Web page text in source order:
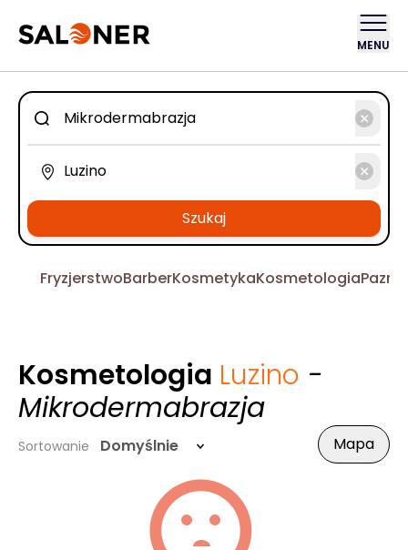
MENU
Szukaj
FryzjerstwoBarberKosmetykaKosmetologia
Kosmetologia Luzino -
Mikrodermabrazja
Sortowanie Domyślnie Mapa